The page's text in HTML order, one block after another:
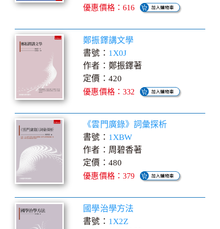
優惠價格：616
鄭振鐸講文學
書號： 1X0J
作者：鄭振鐸著
定價：420
優惠價格：332
《雲門廣錄》詞彙探析
書號： 1XBW
作者：周碧香著
定價：480
優惠價格：379
國學治學方法
書號： 1X2Z